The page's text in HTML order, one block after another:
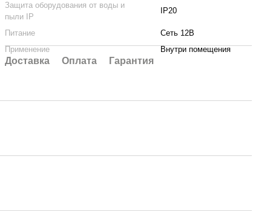
Защита оборудования от воды и
пыли IP
IP20
Питание
Сеть 12В
Применение
Внутри помещения
Доставка Оплата Гарантия